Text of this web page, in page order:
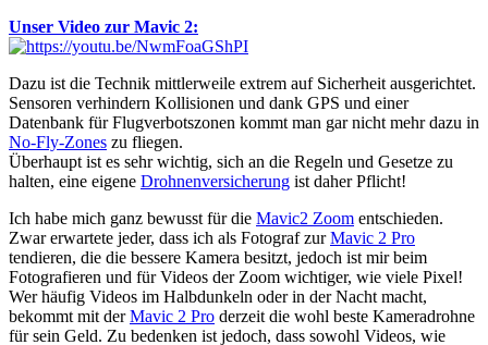
Unser Video zur Mavic 2:
Dazu ist die Technik mittlerweile extrem auf Sicherheit ausgerichtet.
Sensoren verhindern Kollisionen und dank GPS und einer
Datenbank für Flugverbotszonen kommt man gar nicht mehr dazu in
No-Fly-Zones zu fliegen.
Überhaupt ist es sehr wichtig, sich an die Regeln und Gesetze zu
halten, eine eigene Drohnenversicherung ist daher Pflicht!
Ich habe mich ganz bewusst für die Mavic2 Zoom entschieden.
Zwar erwartete jeder, dass ich als Fotograf zurMavic 2 Pro
tendieren, die die bessere Kamera besitzt, jedoch ist mir beim
Fotografieren und für Videos der Zoom wichtiger, wie viele Pixel!
Wer häufig Videos im Halbdunkeln oder in der Nacht macht,
bekommt mit derMavic 2 Pro derzeit die wohl beste Kameradrohne
für sein Geld. Zu bedenken ist jedoch, dass sowohl Videos, wie